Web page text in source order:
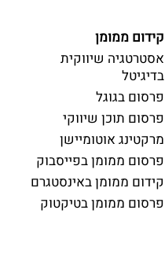
קידום ממומן
אסטרטגיה שיווקית
בדיגיטל
פרסום בגוגל
פרסום תוכן שיווקי
מרקטינג אוטומיישן
פרסום ממומן בפייסבוק
קידום ממומן באינסטגרם
פרסום ממומן בטיקטוק